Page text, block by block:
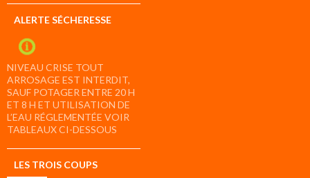
ALERTE SÉCHERESSE
NIVEAU CRISE TOUT
ARROSAGE EST INTERDIT,
SAUF POTAGER ENTRE 20 H
ET 8 H ET UTILISATION DE
L’EAU RÉGLEMENTÉE VOIR
TABLEAUX CI-DESSOUS
LES TROIS COUPS